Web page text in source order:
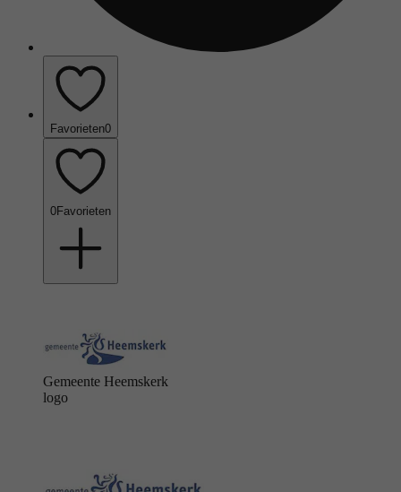
Favorieten0
0Favorieten
Gemeente Heemskerk
logo